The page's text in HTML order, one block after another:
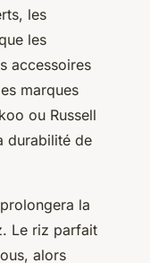
les
les
accessoires
marques
ou Russell
durabilité de
la
Le riz parfait
alors